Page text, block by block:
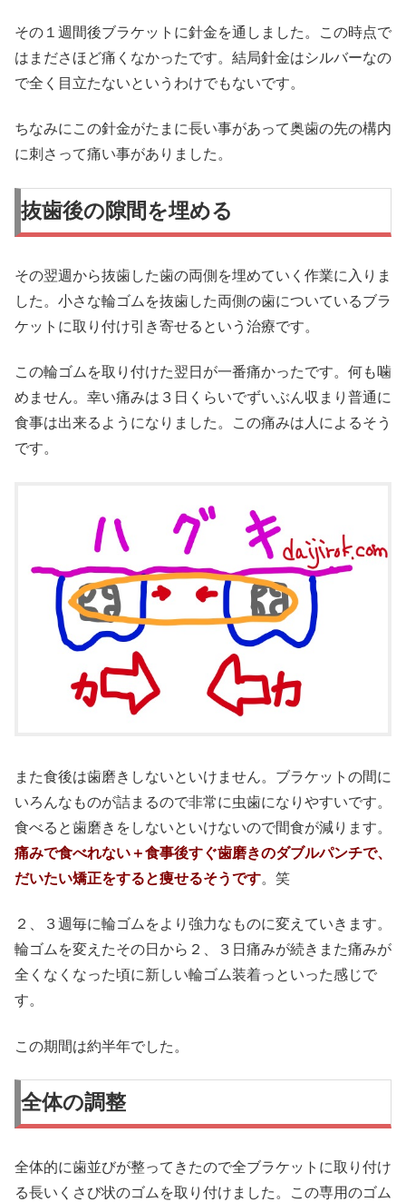
その１週間後ブラケットに針金を通しました。この時点で
はまださほど痛くなかったです。結局針金はシルバーなの
で全く目立たないというわけでもないです。
ちなみにこの針金がたまに長い事があって奥歯の先の構内
に刺さって痛い事がありました。
抜歯後の隙間を埋める
その翌週から抜歯した歯の両側を埋めていく作業に入りま
した。小さな輪ゴムを抜歯した両側の歯についているブラ
ケットに取り付け引き寄せるという治療です。
この輪ゴムを取り付けた翌日が一番痛かったです。何も噛
めません。幸い痛みは３日くらいでずいぶん収まり普通に
食事は出来るようになりました。この痛みは人によるそう
です。
また食後は歯磨きしないといけません。ブラケットの間に
いろんなものが詰まるので非常に虫歯になりやすいです。
食べると歯磨きをしないといけないので間食が減ります。
痛みで食べれない＋食事後すぐ歯磨きのダブルパンチで、
だいたい矯正をすると痩せるそうです。笑
２、３週毎に輪ゴムをより強力なものに変えていきます。
輪ゴムを変えたその日から２、３日痛みが続きまた痛みが
全くなくなった頃に新しい輪ゴム装着っといった感じで
す。
この期間は約半年でした。
全体の調整
全体的に歯並びが整ってきたので全ブラケットに取り付け
る長いくさび状のゴムを取り付けました。この専用のゴム